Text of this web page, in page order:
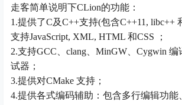
走客简单说明下CLion的功能：
1.提供了C及C++支持(包含C++11, libc++
支持JavaScript, XML, HTML 和CSS ；
2.支持GCC、clang、MinGW、Cygwin
试器；
3.提供对CMake 支持；
4.提供各式编码辅助：包含多行编辑功能